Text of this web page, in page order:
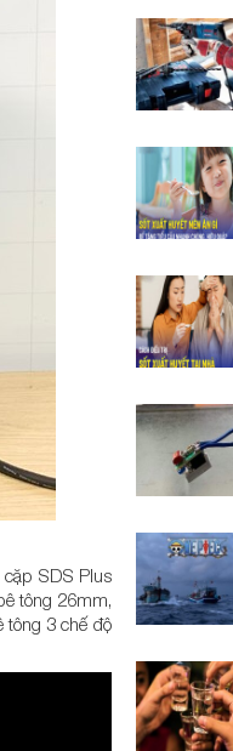
SDS Plus
tông 26mm,
tông 3 chế độ